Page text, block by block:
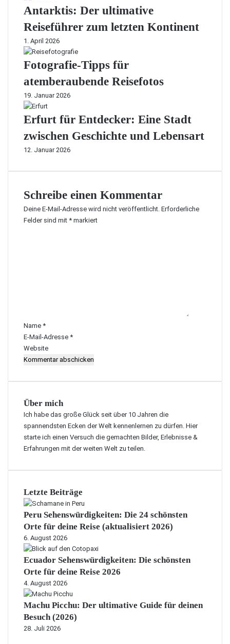
Antarktis: Der ultimative
Reiseführer zum letzten Kontinent
1. April 2026
Fotografie-Tipps für
atemberaubende Reisefotos
19. Januar 2026
Erfurt für Entdecker: Eine Stadt
zwischen Geschichte und Lebensart
12. Januar 2026
Schreibe einen Kommentar
Deine E-Mail-Adresse wird nicht veröffentlicht. Erforderliche
Felder sind mit * markiert
r
*
Name *
E-Mail-Adresse *
Website
Über mich
Ich habe das große Glück seit über 10 Jahren die
spannendsten Ecken der Welt kennenlernen zu dürfen. Hier
starte ich einen Versuch die gemachten Bilder, Erlebnisse &
Erfahrungen mit der weiten Welt zu teilen.
Letzte Beiträge
Peru Sehenswürdigkeiten: Die 24 schönsten
Orte für deine Reise (aktualisiert 2026)
6. August 2026
Ecuador Sehenswürdigkeiten: Die schönsten
Orte für deine Reise 2026
4. August 2026
Machu Picchu: Der ultimative Guide für deinen
Besuch (2026)
28. Juli 2026